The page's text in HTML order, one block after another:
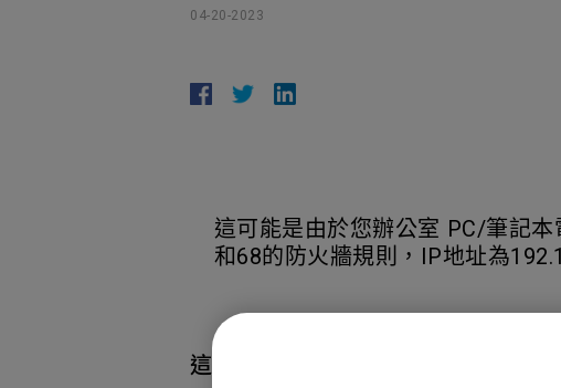
04-20-2023
這可能是由於您辦公室 PC/筆記
和68的防火牆規則，IP地址為
這篇文章是否對您有幫助?